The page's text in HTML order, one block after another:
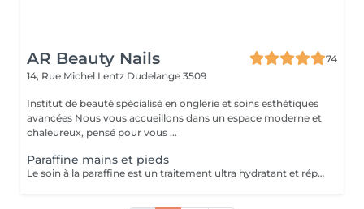
AR Beauty Nails
74
14, Rue Michel Lentz Dudelange 3509
Institut de beauté spécialisé en onglerie et soins esthétiques
avancées Nous vous accueillons dans un espace moderne et
chaleureux, pensé pour vous ...
Paraffine mains et pieds
Le soin à la paraffine est un traitement ultra hydratant et réparateur idéal pour les mains et pieds secs et abîmés. Ce soin consiste à éliminer toutes les cellules mortes grâce à un gommage manuel ou mécanique suivi d un enveloppement en paraffine.